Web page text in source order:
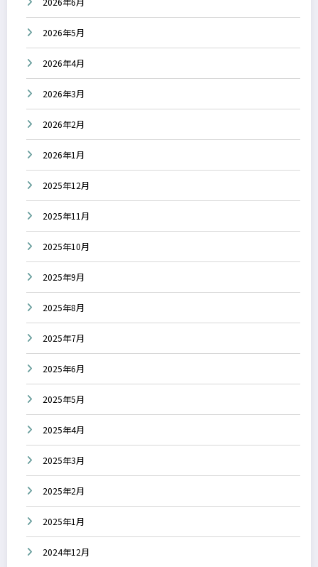
2026年5月
2026年4月
2026年3月
2026年2月
2026年1月
2025年12月
2025年11月
2025年10月
2025年9月
2025年8月
2025年7月
2025年6月
2025年5月
2025年4月
2025年3月
2025年2月
2025年1月
2024年12月